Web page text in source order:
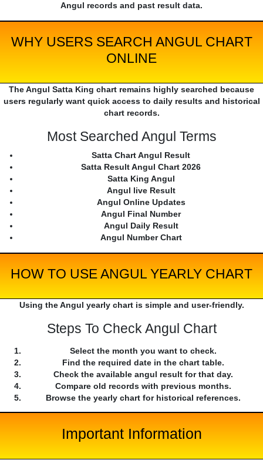
Angul records and past result data.
WHY USERS SEARCH ANGUL CHART
ONLINE
The Angul Satta King chart remains highly searched because
users regularly want quick access to daily results and historical
chart records.
Most Searched Angul Terms
Satta Chart Angul Result
Satta Result Angul Chart 2026
Satta King Angul
Angul live Result
Angul Online Updates
Angul Final Number
Angul Daily Result
Angul Number Chart
HOW TO USE ANGUL YEARLY CHART
Using the Angul yearly chart is simple and user-friendly.
Steps To Check Angul Chart
Select the month you want to check.
Find the required date in the chart table.
Check the available angul result for that day.
Compare old records with previous months.
Browse the yearly chart for historical references.
Important Information